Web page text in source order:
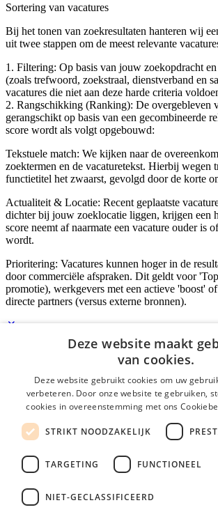
Sortering van vacatures
Bij het tonen van zoekresultaten hanteren wij
uit twee stappen om de meest relevante
1. Filtering: Op basis van jouw zoekopdracht
(zoals trefwoord, zoekstraal, dienstverband en
vacatures die niet aan deze harde criteria
2. Rangschikking (Ranking): De overgebleven
gerangschikt op basis van een gecombineerde
score wordt als volgt opgebouwd:
Tekstuele match: We kijken naar de
zoektermen en de vacaturetekst. Hierbij wegen
functietitel het zwaarst, gevolgd door de korte
Actualiteit & Locatie: Recent geplaatste
dichter bij jouw zoeklocatie liggen, krijgen een
score neemt af naarmate een vacature ouder is
wordt.
Prioritering: Vacatures kunnen hoger in de
door commerciële afspraken. Dit geldt voor
promotie), werkgevers met een actieve 'boost'
directe partners (versus externe bronnen).
Inloggen als bedrijf
E-mail*
Wachtwoord
login gegevens onthouden
login
Bedrijf aanmelden
Deze website maakt
van cookies.
Deze website gebruikt cookies om uw
verbeteren. Door onze website te gebruiken,
cookies in overeenstemming met ons
STRIKT NOODZAKELIJK
TARGETING FUNCTIONEEL
NIET-GECLASSIFICEERD